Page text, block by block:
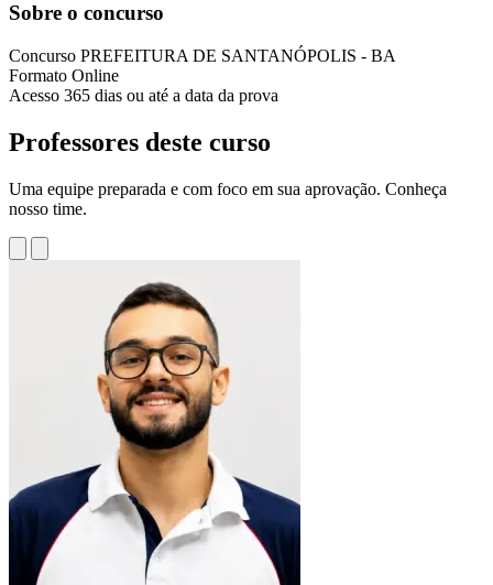
Sobre o concurso
Concurso PREFEITURA DE SANTANÓPOLIS - BA
Formato Online
Acesso 365 dias ou até a data da prova
Professores deste curso
Uma equipe preparada e com foco em sua aprovação. Conheça
nosso time.